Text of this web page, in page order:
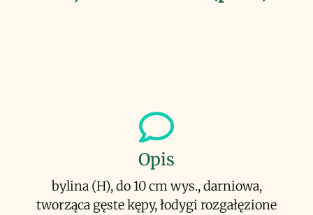
Opis
bylina (H), do 10 cm wys., darniowa,
tworząca gęste kępy, łodygi rozgałęzione